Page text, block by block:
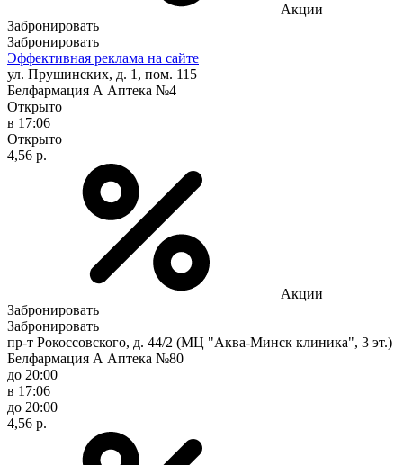
Акции
Забронировать
Забронировать
Эффективная реклама на сайте
ул. Прушинских, д. 1, пом. 115
Белфармация А Аптека №4
Открыто
в 17:06
Открыто
4,56 р.
Акции
Забронировать
Забронировать
пр-т Рокоссовского, д. 44/2 (МЦ "Аква-Минск клиника", 3 эт.)
Белфармация А Аптека №80
до 20:00
в 17:06
до 20:00
4,56 р.